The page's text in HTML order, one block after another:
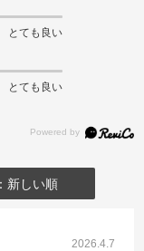
とても良い
とても良い
新しい順
2026.4.7